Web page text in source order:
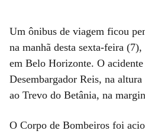
Um ônibus de viagem ficou
na manhã desta sexta-feira
em Belo Horizonte. O acidente
Desembargador Reis, na
ao Trevo do Betânia, na
O Corpo de Bombeiros foi